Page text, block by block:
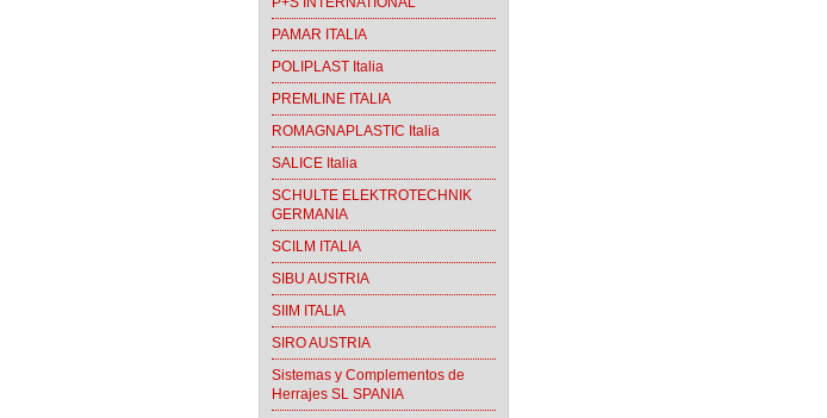
PAMAR ITALIA
POLIPLAST Italia
PREMLINE ITALIA
ROMAGNAPLASTIC Italia
SALICE Italia
SCHULTE ELEKTROTECHNIK
GERMANIA
SCILM ITALIA
SIBU AUSTRIA
SIIM ITALIA
SIRO AUSTRIA
Sistemas y Complementos de
Herrajes SL SPANIA